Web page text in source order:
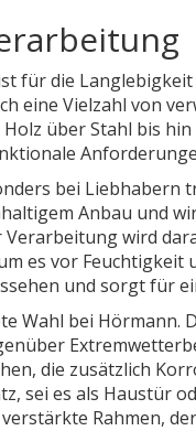
für die
eine Vielzahl von
über Stahl bis
bei Liebhabern
Anbau und
wird
es vor
und sorgt für
Wahl bei
die zusätzlich
sei es als Haustür
Rahmen,